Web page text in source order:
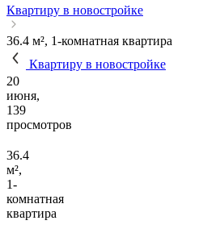
Квартиру в новостройке
36.4 м², 1-комнатная квартира
Квартиру в новостройке
20
июня,
139
просмотров
36.4
м²,
1-
комнатная
квартира